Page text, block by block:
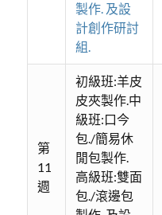
製作. 及設
計創作研討
組.
第
11
週
初級班:羊皮
皮夾製作.中
級班:口今
包./簡易休
閒包製作.
高級班:雙面
包./滾邊包